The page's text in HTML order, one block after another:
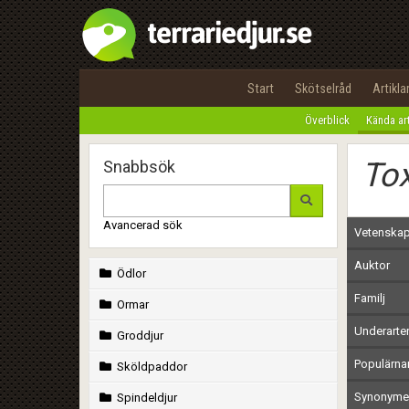
Start Skötselråd Artiklar
Överblick Kända
Snabbsök
Avancerad sök
Ödlor
Ormar
Groddjur
Sköldpaddor
Spindeldjur
Auktor
Familj
Underarter